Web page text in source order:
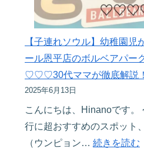
こ
れ
で
入
国
ム
ー
【子連れソウル】幼稚園児
ール恩平店のボルベアパー
♡♡♡30代ママが徹底解説！
2025年6月13日
こんにちは、Hinanoです。
行に超おすすめのスポット
（ウンピョン… 続きを読む